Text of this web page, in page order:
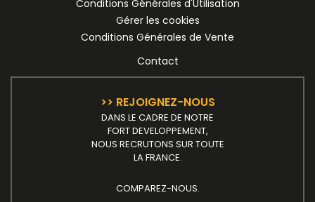
Conditions Générales d'Utilisation
Gérer les cookies
Conditions Générales de Vente
Contact
>> REJOIGNEZ-NOUS
DANS LE CADRE DE NOTRE
FORT DEVELOPPEMENT,
NOUS RECRUTONS SUR TOUTE
LA FRANCE.
COMPAREZ-NOUS.